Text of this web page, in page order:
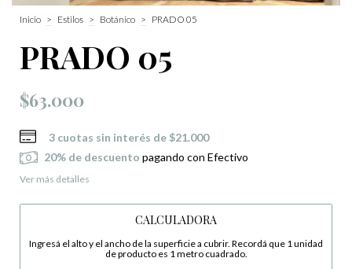
Inicio > Estilos > Botánico > PRADO 05
PRADO 05
$63.000
3 cuotas sin interés de $21.000
20% de descuento pagando con Efectivo
Ver más detalles
CALCULADORA
Ingresá el alto y el ancho de la superficie a cubrir. Recordá que 1 unidad
de producto es 1 metro cuadrado.